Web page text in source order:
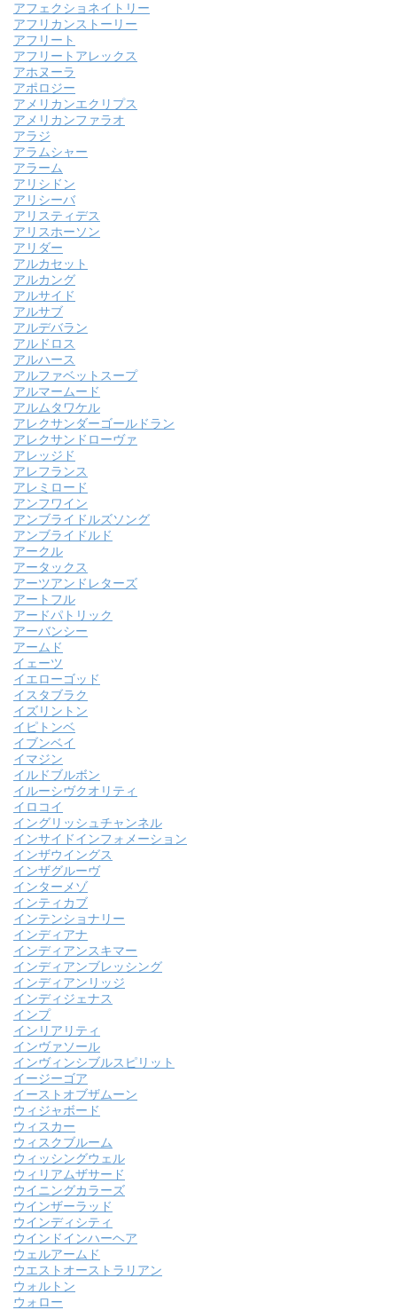
アフェクショネイトリー
アフリカンストーリー
アフリート
アフリートアレックス
アホヌーラ
アポロジー
アメリカンエクリプス
アメリカンファラオ
アラジ
アラムシャー
アラーム
アリシドン
アリシーバ
アリスティデス
アリスホーソン
アリダー
アルカセット
アルカング
アルサイド
アルサブ
アルデバラン
アルドロス
アルハース
アルファベットスープ
アルマームード
アルムタワケル
アレクサンダーゴールドラン
アレクサンドローヴァ
アレッジド
アレフランス
アレミロード
アンフワイン
アンブライドルズソング
アンブライドルド
アークル
アータックス
アーツアンドレターズ
アートフル
アードパトリック
アーバンシー
アームド
イェーツ
イエローゴッド
イスタブラク
イズリントン
イピトンベ
イブンベイ
イマジン
イルドブルボン
イルーシヴクオリティ
イロコイ
イングリッシュチャンネル
インサイドインフォメーション
インザウイングス
インザグルーヴ
インターメゾ
インティカブ
インテンショナリー
インディアナ
インディアンスキマー
インディアンブレッシング
インディアンリッジ
インディジェナス
インプ
インリアリティ
インヴァソール
インヴィンシブルスピリット
イージーゴア
イーストオブザムーン
ウィジャボード
ウィスカー
ウィスクブルーム
ウィッシングウェル
ウィリアムザサード
ウイニングカラーズ
ウインザーラッド
ウインディシティ
ウインドインハーヘア
ウェルアームド
ウエストオーストラリアン
ウォルトン
ウォロー